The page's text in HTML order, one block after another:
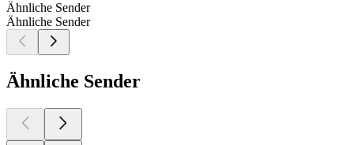
Ähnliche Sender
Ähnliche Sender
Ähnliche Sender